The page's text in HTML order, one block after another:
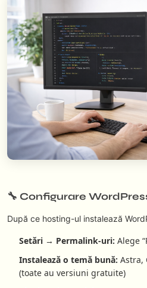
🔧 Configurare
După ce hosting-ul instalează
Setări → Permalink-uri: Alege
Instalează o temă bună: Astra,
(toate au versiuni gratuite)